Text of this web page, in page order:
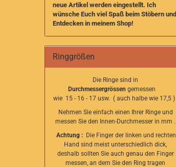
neue Artikel werden eingestellt. Ich
wünsche Euch viel Spaß beim Stöbern und
Entdecken in meinem Shop!
Ringgrößen
Die Ringe sind in
Durchmessergrössen gemessen
wie 15 - 16 - 17 usw. ( auch halbe wie 17,5 )
Nehmen Sie einfach einen Ihrer Ringe und
messen Sie den Innen-Durchmesser in mm .
Achtung : Die Finger der linken und rechten
Hand sind meist unterschiedlich dick,
deshalb sollten Sie auch genau den Finger
messen, an dem Sie den Ring tragen